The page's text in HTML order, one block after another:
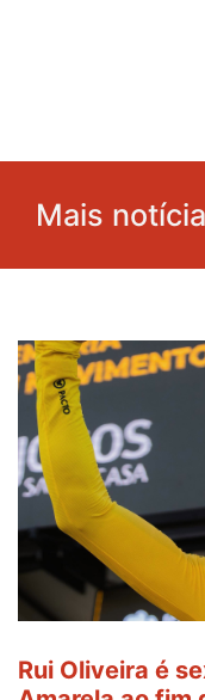
Mais
Rui Oliveira é